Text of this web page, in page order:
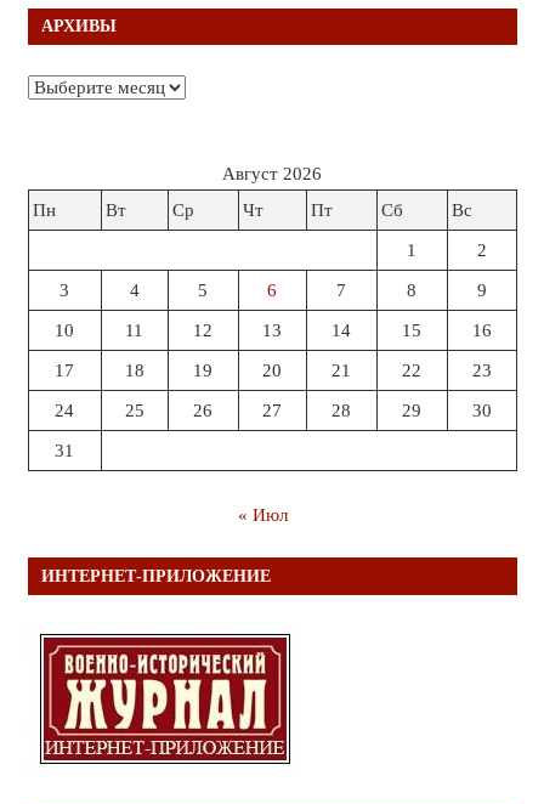
АРХИВЫ
Архивы
Август 2026
Пн
Вт Ср Чт Пт Сб Вс
1 2
3 4 5 6 7 8 9
10 11 12 13 14 15 16
17 18 19 20 21 22 23
24 25 26 27 28 29 30
31
« Июл
ИНТЕРНЕТ-ПРИЛОЖЕНИЕ